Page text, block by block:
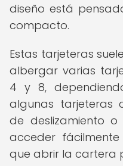
diseño está
compacto.
Estas tarjeteras
albergar varias
4 y 8,
algunas tarjeteras
de deslizamiento
acceder
que abrir la cartera